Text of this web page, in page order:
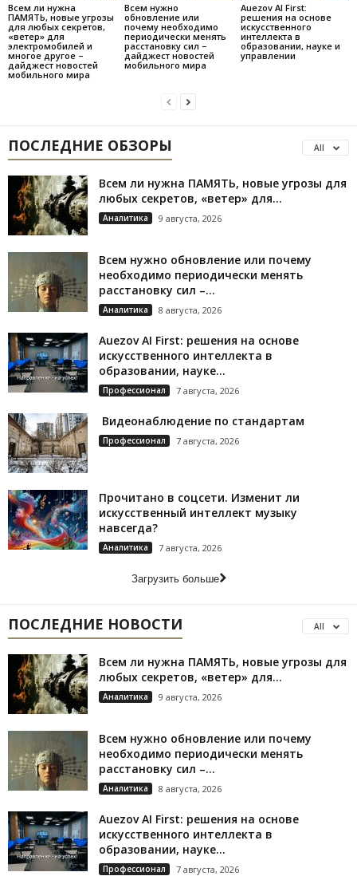
Всем ли нужна
ПАМЯТЬ, новые угрозы
для любых секретов,
«ветер» для
электромобилей и
многое другое –
дайджест новостей
мобильного мира
Всем нужно
обновление или
почему необходимо
периодически менять
расстановку сил –
дайджест новостей
мобильного мира
Auezov AI First:
решения на основе
искусственного
интеллекта в
образовании, науке и
управлении
ПОСЛЕДНИЕ ОБЗОРЫ All
Всем ли нужна ПАМЯТЬ, новые угрозы для
любых секретов, «ветер» для...
Аналитика 9 августа, 2026
Всем нужно обновление или почему
необходимо периодически менять
расстановку сил –...
Аналитика 8 августа, 2026
Auezov AI First: решения на основе
искусственного интеллекта в
образовании, науке...
Профессионал 7 августа, 2026
Видеонаблюдение по стандартам
Профессионал 7 августа, 2026
Прочитано в соцсети. Изменит ли
искусственный интеллект музыку
навсегда?
Аналитика 7 августа, 2026
Загрузить больше
ПОСЛЕДНИЕ НОВОСТИ All
Всем ли нужна ПАМЯТЬ, новые угрозы для
любых секретов, «ветер» для...
Аналитика 9 августа, 2026
Всем нужно обновление или почему
необходимо периодически менять
расстановку сил –...
Аналитика 8 августа, 2026
Auezov AI First: решения на основе
искусственного интеллекта в
образовании, науке...
Профессионал 7 августа, 2026